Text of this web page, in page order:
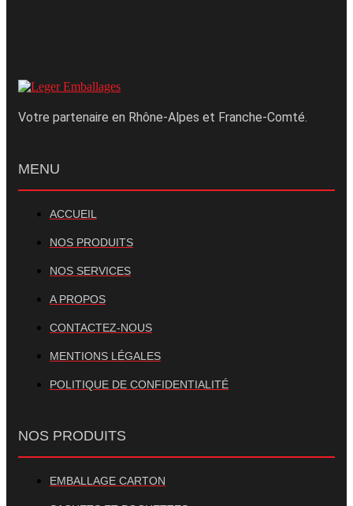
Votre partenaire en Rhône-Alpes et Franche-Comté.
MENU
ACCUEIL
NOS PRODUITS
NOS SERVICES
A PROPOS
CONTACTEZ-NOUS
MENTIONS LÉGALES
POLITIQUE DE CONFIDENTIALITÉ
NOS PRODUITS
EMBALLAGE CARTON